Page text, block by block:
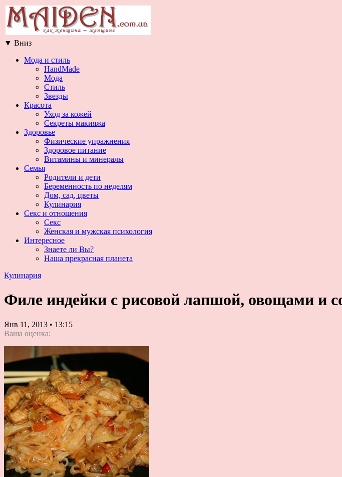
▼ Вниз
Мода и стиль
HandMade
Мода
Стиль
Звезды
Красота
Уход за кожей
Секреты макияжа
Здоровье
Физические упражнения
Здоровое питание
Витамины и минералы
Семья
Родители и дети
Беременность по неделям
Дом, сад, цветы
Кулинария
Секс и отношения
Секс
Женская и мужская психология
Интересное
Знаете ли Вы?
Наша прекрасная планета
Кулинария
Филе индейки с рисовой лапшой, овощами и
Янв 11, 2013 • 13:15
Ваша оценка: